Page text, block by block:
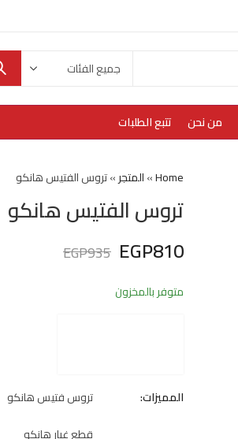
من نحن تتبع الطلبات
Home
»المتجر»تروس الفتيس هانكو
تروس الفتيس هانكو
EGP810
EGP935
متوفر بالمخزون
المميزات:
تروس فتيس هانكو
قطع غيار هانكو